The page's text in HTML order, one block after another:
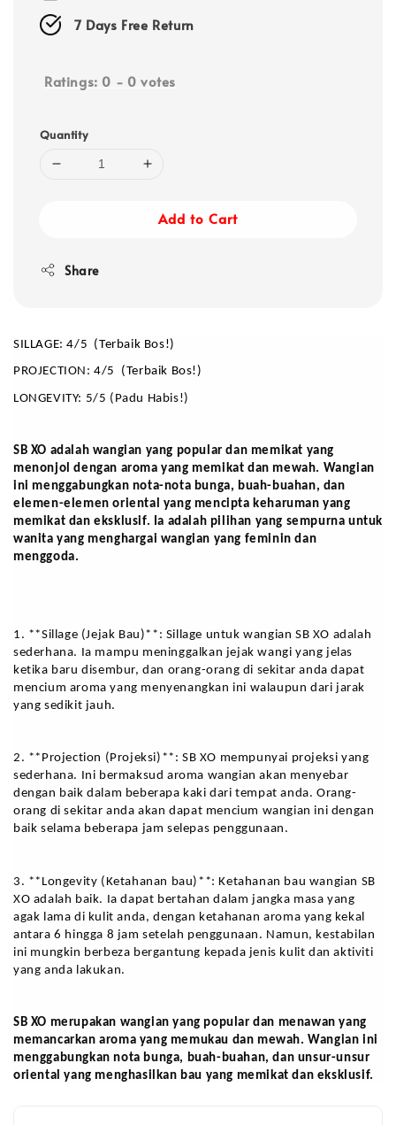
7 Days Free Return
Ratings: 0 - 0 votes
Quantity
Add to Cart
Share
SILLAGE: 4/5  (Terbaik Bos!)
PROJECTION: 4/5  (Terbaik Bos!)
LONGEVITY: 5/5 (Padu Habis!)
SB XO adalah wangian yang popular dan memikat yang
menonjol dengan aroma yang memikat dan mewah. Wangian
ini menggabungkan nota-nota bunga, buah-buahan, dan
elemen-elemen oriental yang mencipta keharuman yang
memikat dan eksklusif. Ia adalah pilihan yang sempurna untuk
wanita yang menghargai wangian yang feminin dan
menggoda.
1. **Sillage (Jejak Bau)**: Sillage untuk wangian SB XO adalah
sederhana. Ia mampu meninggalkan jejak wangi yang jelas
ketika baru disembur, dan orang-orang di sekitar anda dapat
mencium aroma yang menyenangkan ini walaupun dari jarak
yang sedikit jauh.
2. **Projection (Projeksi)**: SB XO mempunyai projeksi yang
sederhana. Ini bermaksud aroma wangian akan menyebar
dengan baik dalam beberapa kaki dari tempat anda. Orang-
orang di sekitar anda akan dapat mencium wangian ini dengan
baik selama beberapa jam selepas penggunaan.
3. **Longevity (Ketahanan bau)**: Ketahanan bau wangian SB
XO adalah baik. Ia dapat bertahan dalam jangka masa yang
agak lama di kulit anda, dengan ketahanan aroma yang kekal
antara 6 hingga 8 jam setelah penggunaan. Namun, kestabilan
ini mungkin berbeza bergantung kepada jenis kulit dan aktiviti
yang anda lakukan.
SB XO merupakan wangian yang popular dan menawan yang
memancarkan aroma yang memukau dan mewah. Wangian ini
menggabungkan nota bunga, buah-buahan, dan unsur-unsur
oriental yang menghasilkan bau yang memikat dan eksklusif.